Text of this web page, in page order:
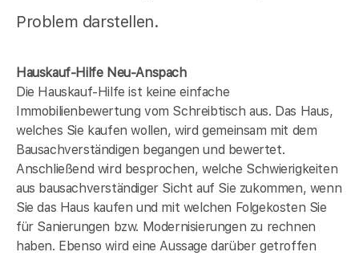
Problem darstellen.
Hauskauf-Hilfe Neu-Anspach
Die Hauskauf-Hilfe ist keine einfache
Immobilienbewertung vom Schreibtisch aus. Das Haus,
welches Sie kaufen wollen, wird gemeinsam mit dem
Bausachverständigen begangen und bewertet.
Anschließend wird besprochen, welche Schwierigkeiten
aus bausachverständiger Sicht auf Sie zukommen, wenn
Sie das Haus kaufen und mit welchen Folgekosten Sie
für Sanierungen bzw. Modernisierungen zu rechnen
haben. Ebenso wird eine Aussage darüber getroffen